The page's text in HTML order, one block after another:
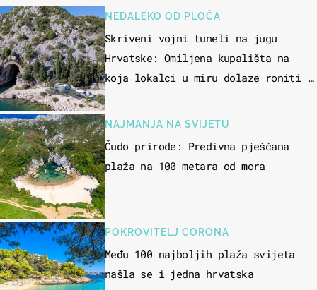
NEDALEKO OD PLOČA
Skriveni vojni tuneli na jugu
Hrvatske: Omiljena kupališta na
koja lokalci u miru dolaze roniti i
NAJMANJA NA SVIJETU
Čudo prirode: Predivna pješčana
plaža na 100 metara od mora
POKROVITELJ CORONA
Među 100 najboljih plaža svijeta
našla se i jedna hrvatska